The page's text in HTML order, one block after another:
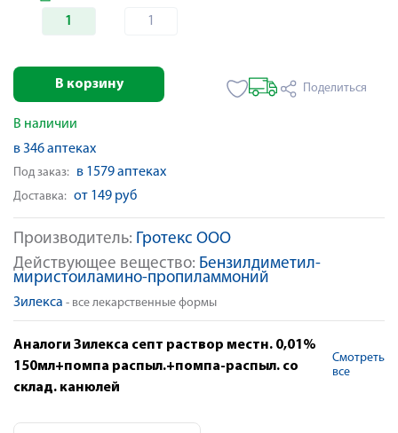
Производитель: Гротекс ООО
Действующее вещество: Бензилдиметил-
миристоиламино-пропиламмоний
Зилекса - все лекарственные формы
1 1
В корзину Поделиться
В наличии
в 346 аптеках
Под заказ: в 1579 аптеках
Доставка: от 149 руб
Аналоги Зилекса септ раствор местн. 0,01%
150мл+помпа распыл.+помпа-распыл. со
склад. канюлей
Смотреть
все